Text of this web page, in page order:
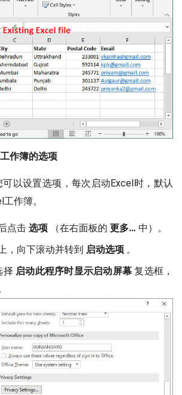
作簿的选项
以设置选项，每次启动Excel时，默认
作簿。
点击 选项 （在右面板的 更多… 中）。
，向下滚动并转到 启动选项 。
择 启动此程序时显示启动屏幕 复选框，